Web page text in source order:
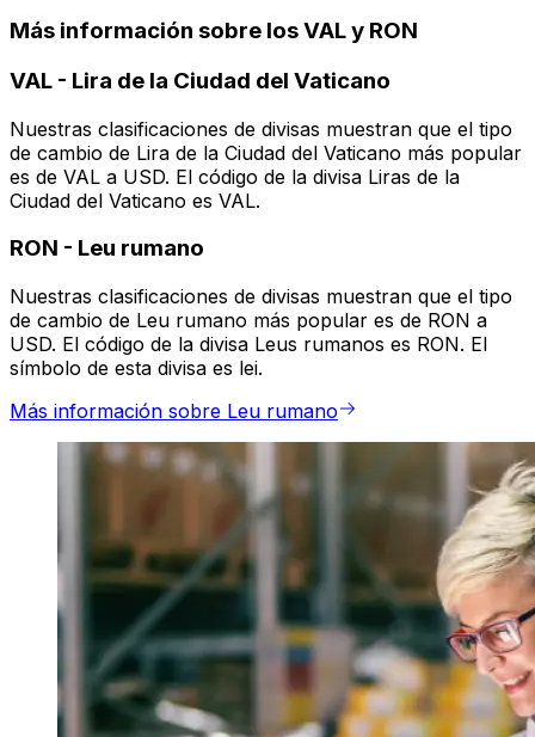
Más información sobre los VAL y RON
VAL - Lira de la Ciudad del Vaticano
Nuestras clasificaciones de divisas muestran que el tipo
de cambio de Lira de la Ciudad del Vaticano más popular
es de VAL a USD. El código de la divisa Liras de la
Ciudad del Vaticano es VAL.
RON - Leu rumano
Nuestras clasificaciones de divisas muestran que el tipo
de cambio de Leu rumano más popular es de RON a
USD. El código de la divisa Leus rumanos es RON. El
símbolo de esta divisa es lei.
Más información sobre Leu rumano